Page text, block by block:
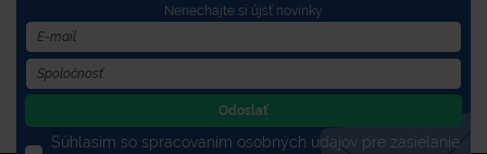
Nenechajte si újsť novinky
Odoslať
Súhlasím so spracovaním osobných údajov pre zasielanie